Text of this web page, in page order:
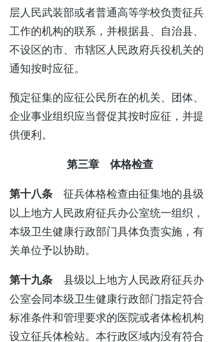
层人民武装部或者普通高等学校负责征兵
工作的机构的联系，并根据县、自治县、
不设区的市、市辖区人民政府兵役机关的
通知按时应征。
预定征集的应征公民所在的机关、团体、
企业事业组织应当督促其按时应征，并提
供便利。
第三章 体格检查
第十八条 征兵体格检查由征集地的县级
以上地方人民政府征兵办公室统一组织，
本级卫生健康行政部门具体负责实施，有
关单位予以协助。
第十九条 县级以上地方人民政府征兵办
公室会同本级卫生健康行政部门指定符合
标准条件和管理要求的医院或者体检机构
设立征兵体检站。本行政区域内没有符合